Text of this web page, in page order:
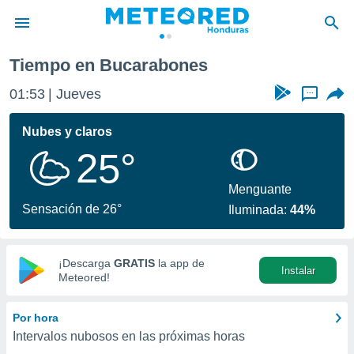
de
ha sido
calidad.
a este
las
y
digital
basada
Tiempo en Bucarabones
01:53 Jueves ...
Nubes y claros
25°
Sensación de 26°
Menguante
Iluminada:44%
¡Descarga GRATIS la app de
Meteored!
Instalar
Por hora
Intervalos nubosos en las próximas horas